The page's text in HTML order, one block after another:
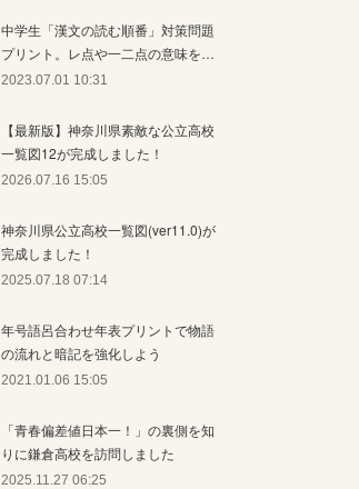
中学生「漢文の読む順番」対策問題
プリント。レ点や一二点の意味を…
2023.07.01 10:31
【最新版】神奈川県素敵な公立高校
一覧図12が完成しました！
2026.07.16 15:05
神奈川県公立高校一覧図(ver11.0)が
完成しました！
2025.07.18 07:14
年号語呂合わせ年表プリントで物語
の流れと暗記を強化しよう
2021.01.06 15:05
「青春偏差値日本一！」の裏側を知
りに鎌倉高校を訪問しました
2025.11.27 06:25